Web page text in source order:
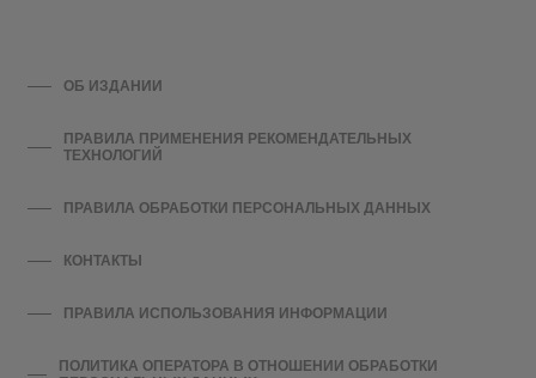
ОБ ИЗДАНИИ
ПРАВИЛА ПРИМЕНЕНИЯ РЕКОМЕНДАТЕЛЬНЫХ
ТЕХНОЛОГИЙ
ПРАВИЛА ОБРАБОТКИ ПЕРСОНАЛЬНЫХ ДАННЫХ
КОНТАКТЫ
ПРАВИЛА ИСПОЛЬЗОВАНИЯ ИНФОРМАЦИИ
ПОЛИТИКА ОПЕРАТОРА В ОТНОШЕНИИ ОБРАБОТКИ